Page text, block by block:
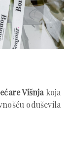
Višnja koja
oduševila